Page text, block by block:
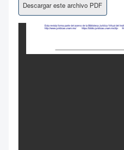
Descargar este archivo PDF